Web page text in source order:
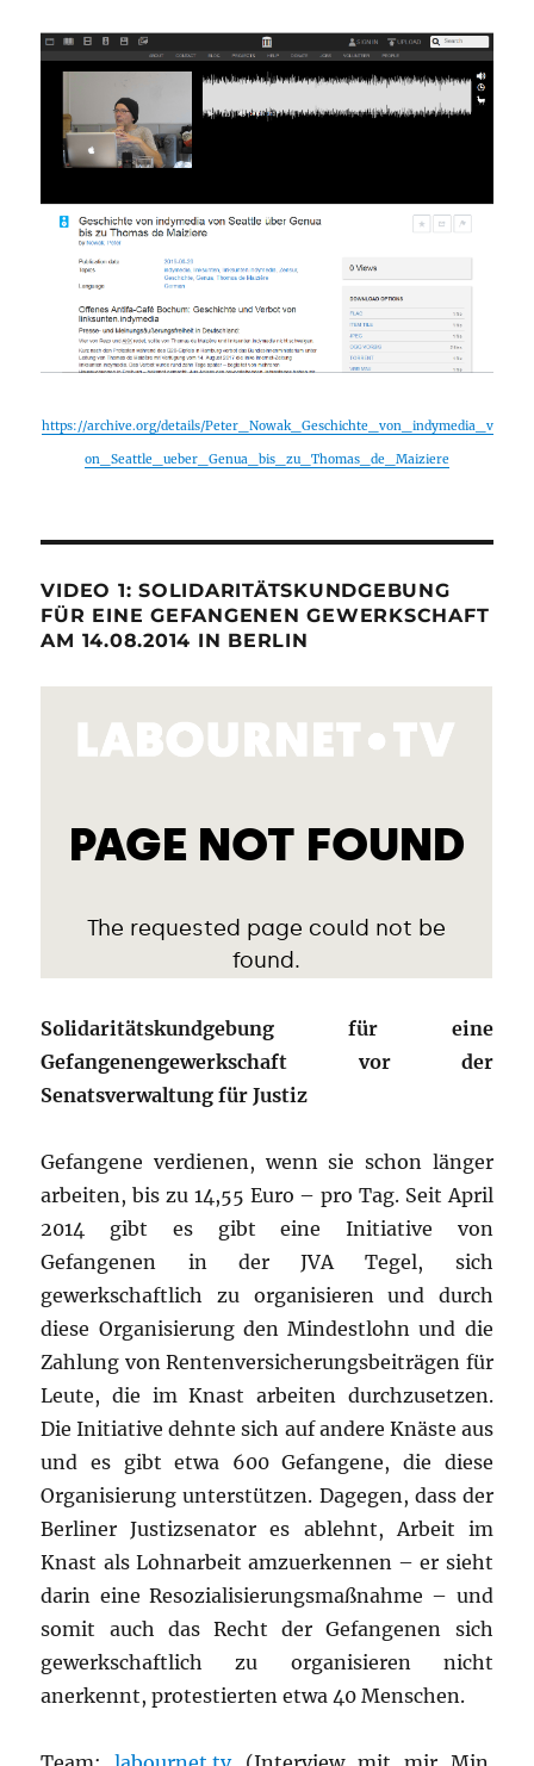
https://archive.org/details/Peter_Nowak_Geschichte_von_indymedia_v
on_Seattle_ueber_Genua_bis_zu_Thomas_de_Maiziere
VIDEO 1: SOLIDARITÄTSKUNDGEBUNG
FÜR EINE GEFANGENEN GEWERKSCHAFT
AM 14.08.2014 IN BERLIN
Solidaritätskundgebung für eine
Gefangenengewerkschaft vor der
Senatsverwaltung für Justiz
Gefangene verdienen, wenn sie schon länger
arbeiten, bis zu 14,55 Euro – pro Tag. Seit April
2014 gibt es gibt eine Initiative von
Gefangenen in der JVA Tegel, sich
gewerkschaftlich zu organisieren und durch
diese Organisierung den Mindestlohn und die
Zahlung von Rentenversicherungsbeiträgen für
Leute, die im Knast arbeiten durchzusetzen.
Die Initiative dehnte sich auf andere Knäste aus
und es gibt etwa 600 Gefangene, die diese
Organisierung unterstützen. Dagegen, dass der
Berliner Justizsenator es ablehnt, Arbeit im
Knast als Lohnarbeit amzuerkennen – er sieht
darin eine Resozialisierungsmaßnahme – und
somit auch das Recht der Gefangenen sich
gewerkschaftlich zu organisieren nicht
anerkennt, protestierten etwa 40 Menschen.